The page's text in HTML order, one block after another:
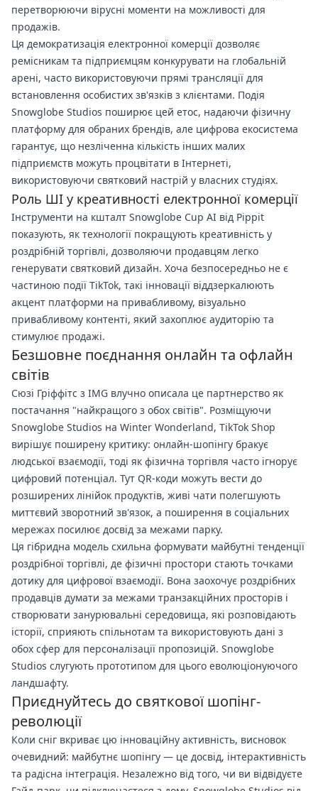
перетворюючи вірусні моменти на можливості для
продажів.
Ця демократизація електронної комерції дозволяє
ремісникам та підприємцям конкурувати на глобальній
арені, часто використовуючи прямі трансляції для
встановлення особистих зв'язків з клієнтами. Подія
Snowglobe Studios поширює цей етос, надаючи фізичну
платформу для обраних брендів, але цифрова екосистема
гарантує, що незліченна кількість інших малих
підприємств можуть процвітати в Інтернеті,
використовуючи святковий настрій у власних студіях.
Роль ШІ у креативності електронної комерції
Інструменти на кшталт Snowglobe Cup AI від Pippit
показують, як технології покращують креативність у
роздрібній торгівлі, дозволяючи продавцям легко
генерувати святковий дизайн. Хоча безпосередньо не є
частиною події TikTok, такі інновації віддзеркалюють
акцент платформи на привабливому, візуально
привабливому контенті, який захоплює аудиторію та
стимулює продажі.
Безшовне поєднання онлайн та офлайн
світів
Сюзі Гріффітс з IMG влучно описала це партнерство як
постачання "найкращого з обох світів". Розміщуючи
Snowglobe Studios на Winter Wonderland, TikTok Shop
вирішує поширену критику: онлайн-шопінгу бракує
людської взаємодії, тоді як фізична торгівля часто ігнорує
цифровий потенціал. Тут QR-коди можуть вести до
розширених лінійок продуктів, живі чати полегшують
миттєвий зворотний зв'язок, а поширення в соціальних
мережах посилює досвід за межами парку.
Ця гібридна модель схильна формувати майбутні тенденції
роздрібної торгівлі, де фізичні простори стають точками
дотику для цифрової взаємодії. Вона заохочує роздрібних
продавців думати за межами транзакційних просторів і
створювати занурювальні середовища, які розповідають
історії, сприяють спільнотам та використовують дані з
обох сфер для персоналізації пропозицій. Snowglobe
Studios слугують прототипом для цього еволюціонуючого
ландшафту.
Приєднуйтесь до святкової шопінг-
революції
Коли сніг вкриває цю інноваційну активність, висновок
очевидний: майбутнє шопінгу — це досвід, інтерактивність
та радісна інтеграція. Незалежно від того, чи ви відвідуєте